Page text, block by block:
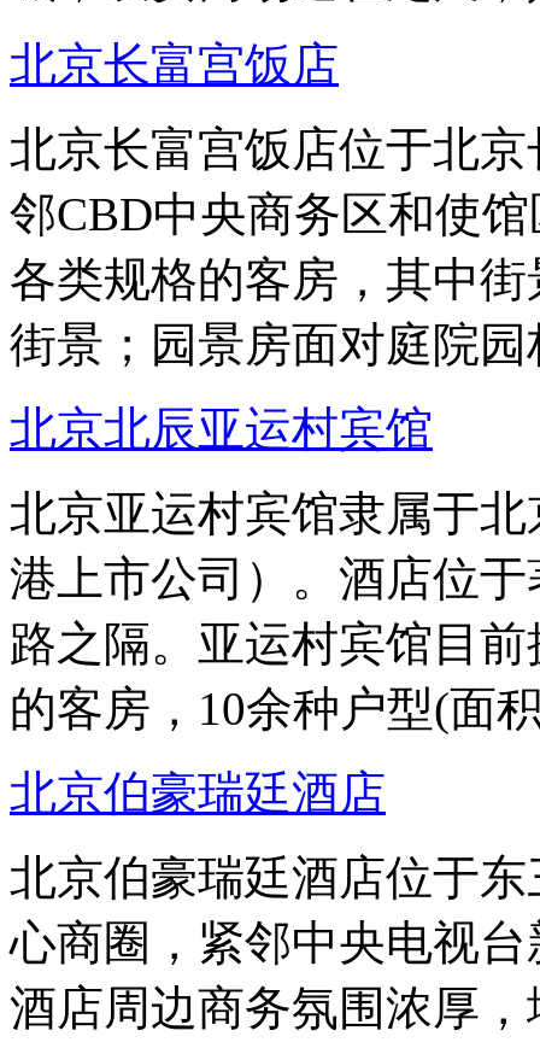
北京长富宫饭店
北京长富宫饭店位于北
邻CBD中央商务区和使
各类规格的客房，其中
街景；园景房面对庭院
北京北辰亚运村宾馆
北京亚运村宾馆隶属于
港上市公司）。酒店位
路之隔。亚运村宾馆目
的客房，10余种户型(面
北京伯豪瑞廷酒店
北京伯豪瑞廷酒店位于
心商圈，紧邻中央电视
酒店周边商务氛围浓厚